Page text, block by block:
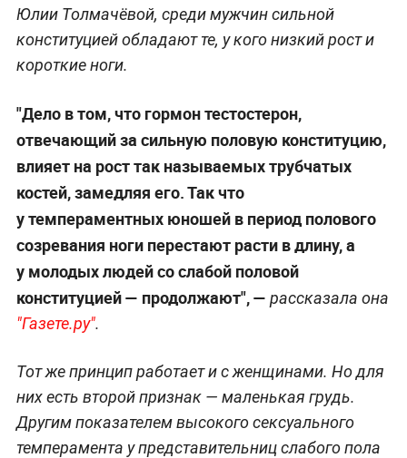
Юлии Толмачёвой, среди мужчин сильной
конституцией обладают те, у кого низкий рост и
короткие ноги.
"Дело в том, что гормон тестостерон,
отвечающий за сильную половую конституцию,
влияет на рост так называемых трубчатых
костей, замедляя его. Так что
у темпераментных юношей в период полового
созревания ноги перестают расти в длину, а
у молодых людей со слабой половой
конституцией — продолжают", — рассказала она
"Газете.ру".
Тот же принцип работает и с женщинами. Но для
них есть второй признак — маленькая грудь.
Другим показателем высокого сексуального
темперамента у представительниц слабого пола